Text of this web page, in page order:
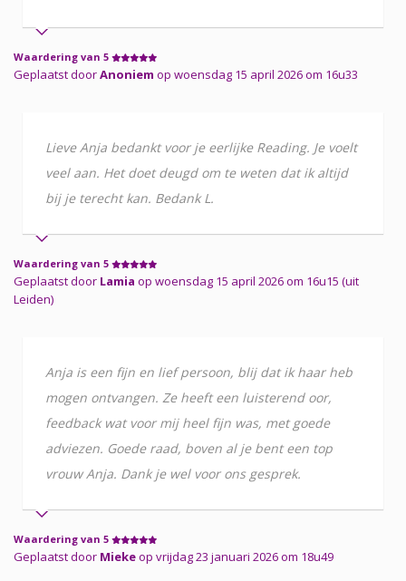
Waardering van 5
Geplaatst doorAnoniem op woensdag 15 april 2026 om 16u33
Lieve Anja bedankt voor je eerlijke Reading. Je voelt
veel aan. Het doet deugd om te weten dat ik altijd
bij je terecht kan. Bedank L.
Waardering van 5
Geplaatst door Lamia op woensdag 15 april 2026 om 16u15 (uit
Leiden)
Anja is een fijn en lief persoon, blij dat ik haar heb
mogen ontvangen. Ze heeft een luisterend oor,
feedback wat voor mij heel fijn was, met goede
adviezen. Goede raad, boven al je bent een top
vrouw Anja. Dank je wel voor ons gesprek.
Waardering van 5
Geplaatst door Miekeop vrijdag 23 januari 2026 om 18u49